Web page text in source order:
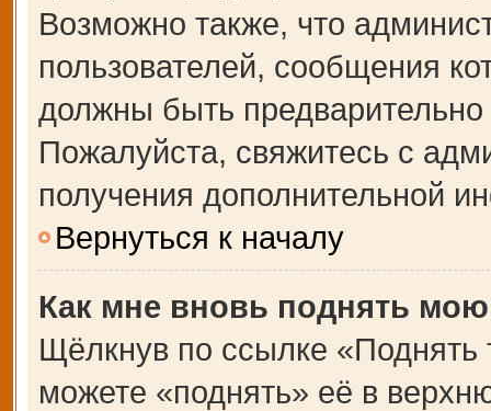
Возможно также, что
пользователей, сообщения
должны быть
Пожалуйста, свяжитесь с
получения дополнительной
Вернуться к началу
Как мне вновь поднять
Щёлкнув по ссылке
можете «поднять» её в